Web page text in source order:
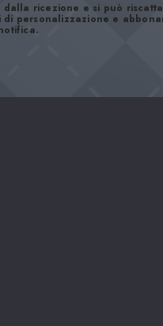
ricezione e si può
personalizzazione e